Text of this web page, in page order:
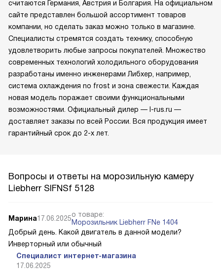
считаются Германия, Австрия и Болгария. На официальном
сайте представлен большой ассортимент товаров
компании, но сделать заказ можно только в магазине.
Специалисты стремятся создать технику, способную
удовлетворить любые запросы покупателей. Множество
современных технологий холодильного оборудования
разработаны именно инженерами Либхер, например,
система охлаждения no frost и зона свежести. Каждая
новая модель поражает своими функциональными
возможностями. Официальный дилер — l-rus.ru —
доставляет заказы по всей России. Вся продукция имеет
гарантийный срок до 2-х лет.
Вопросы и ответы на морозильную камеру
Liebherr SIFNSf 5128
Марина17.06.2025о товаре:
Морозильник Liebherr FNe 1404
Добрый день. Какой двигатель в данной модели?
Инверторный или обычный
Специалист интернет-магазина
17.06.2025